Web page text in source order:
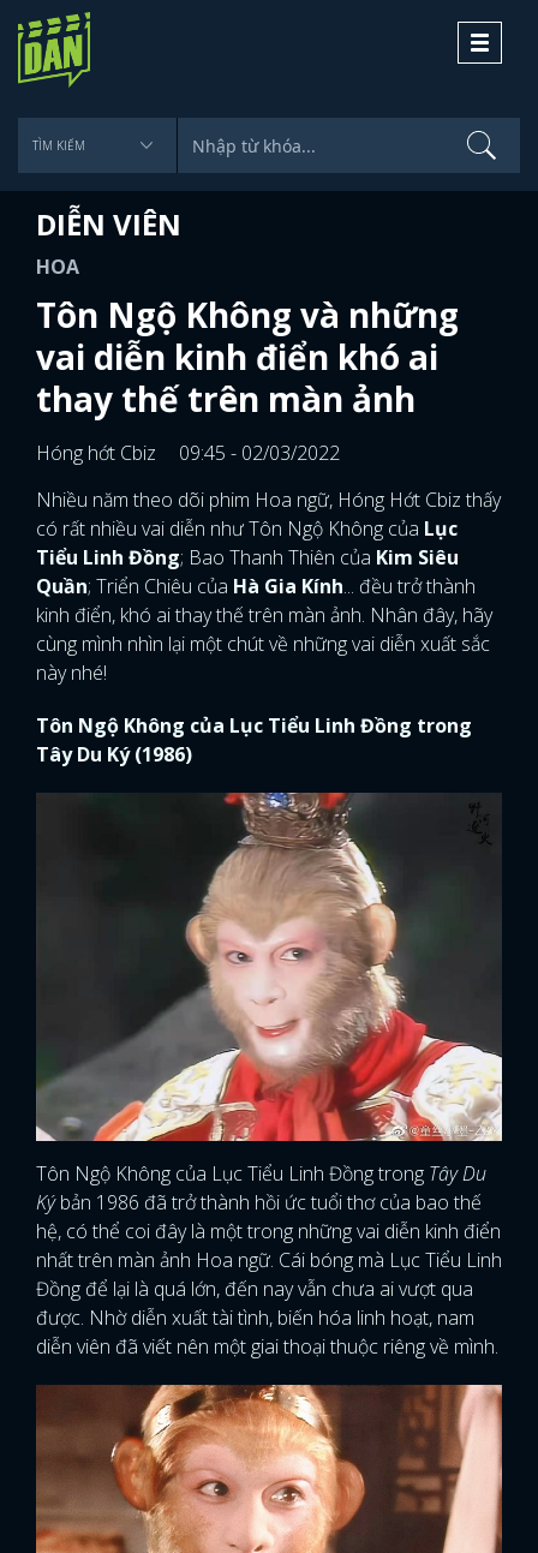
Toggle
DIỄN VIÊN
HOA
Tôn Ngộ Không và những
vai diễn kinh điển khó ai
thay thế trên màn ảnh
Hóng hớt Cbiz
09:45 - 02/03/2022
Nhiều năm theo dõi phim Hoa ngữ, Hóng Hớt Cbiz thấy
có rất nhiều vai diễn như Tôn Ngộ Không của Lục
Tiểu Linh Đồng; Bao Thanh Thiên của Kim Siêu
Quần; Triển Chiêu của Hà Gia Kính... đều trở thành
kinh điển, khó ai thay thế trên màn ảnh. Nhân đây, hãy
cùng mình nhìn lại một chút về những vai diễn xuất sắc
này nhé!
Tôn Ngộ Không của Lục Tiểu Linh Đồng trong
Tây Du Ký (1986)
Tôn Ngộ Không của Lục Tiểu Linh Đồng trong Tây Du
Kýbản 1986 đã trở thành hồi ức tuổi thơ của bao thế
hệ, có thể coi đây là một trong những vai diễn kinh điển
nhất trên màn ảnh Hoa ngữ. Cái bóng mà Lục Tiểu Linh
Đồng để lại là quá lớn, đến nay vẫn chưa ai vượt qua
được. Nhờ diễn xuất tài tình, biến hóa linh hoạt, nam
diễn viên đã viết nên một giai thoại thuộc riêng về mình.